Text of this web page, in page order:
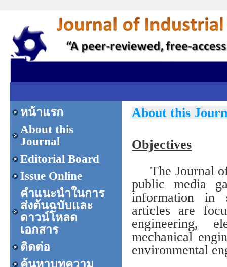
หน้าแรก
About this
Journal
Editorial Board
Issue Online
คำแนะนำในการ
ส่งต้นฉบับและ
ดาวน์โหลด
เอกสาร
ติดต่อ
ค้นหาบทความ
About this
Objectives
The Journal of
public media
information in
articles are
engineering,
mechanical
environmental